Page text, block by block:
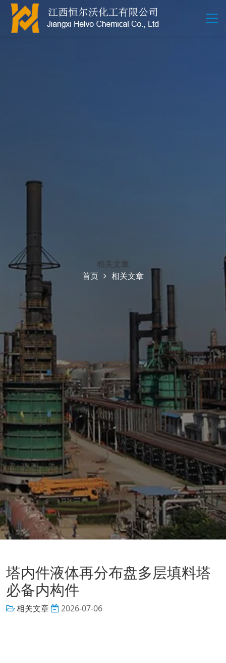
相关文章
首页
相关文章
塔内件液体再分布盘多层填料塔
必备内构件
相关文章 2026-07-06